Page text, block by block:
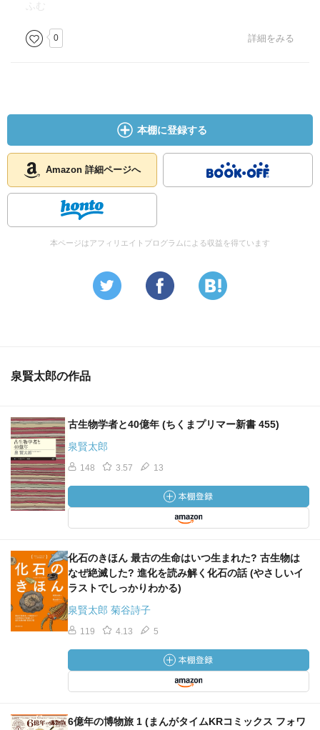
0 詳細をみる
本棚に登録する
Amazon 詳細ページへ
本ページはアフィリエイトプログラムによる収益を得ています
泉賢太郎の作品
古生物学者と40億年 (ちくまプリマー新書 455)
泉賢太郎
148 3.57 13
化石のきほん 最古の生命はいつ生まれた? 古生物は
なぜ絶滅した? 進化を読み解く化石の話 (やさしいイ
ラストでしっかりわかる)
泉賢太郎 菊谷詩子
119 4.13 5
6億年の博物旅 1 (まんがタイムKRコミックス フォワ